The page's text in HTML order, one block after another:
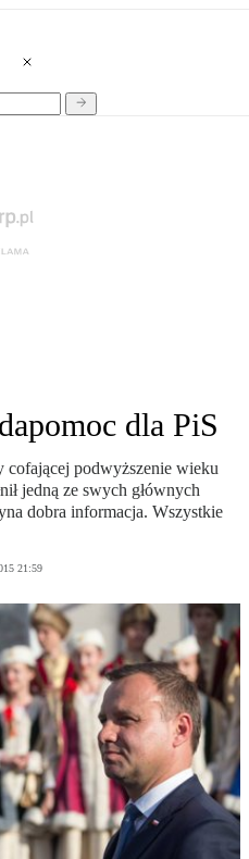
dla PiS
cofającej podwyższenie wieku
jedną ze swych głównych
dobra informacja. Wszystkie
21:59